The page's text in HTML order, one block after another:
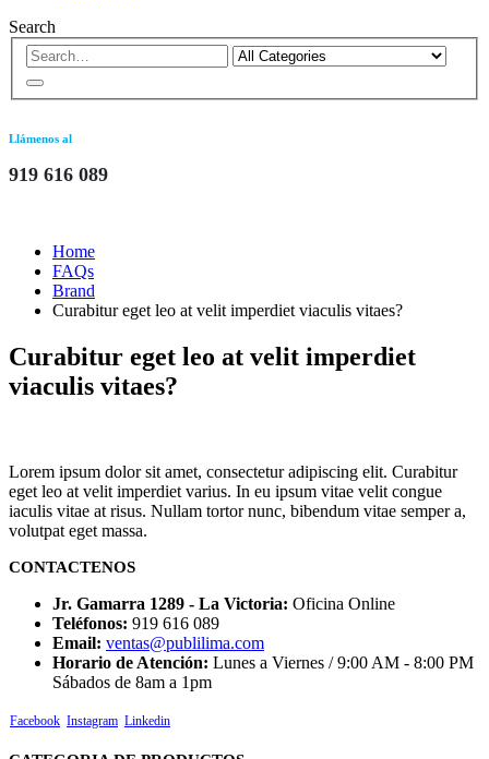
Search
Llámenos al
919 616 089
Home
FAQs
Brand
Curabitur eget leo at velit imperdiet viaculis vitaes?
Curabitur eget leo at velit imperdiet
viaculis vitaes?
Lorem ipsum dolor sit amet, consectetur adipiscing elit. Curabitur
eget leo at velit imperdiet varius. In eu ipsum vitae velit congue
iaculis vitae at risus. Nullam tortor nunc, bibendum vitae semper a,
volutpat eget massa.
CONTACTENOS
Jr. Gamarra 1289 - La Victoria: Oficina Online
Teléfonos: 919 616 089
Email: ventas@publilima.com
Horario de Atención: Lunes a Viernes / 9:00 AM - 8:00 PM
Sábados de 8am a 1pm
Facebook Instagram Linkedin